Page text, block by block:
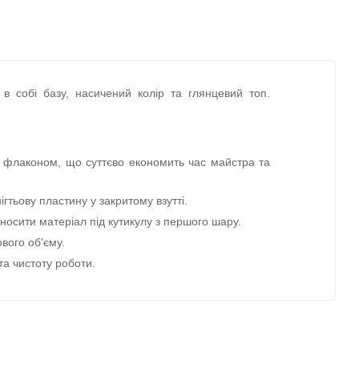
базу, насичений колір та глянцевий топ.
що суттєво економить час майстра та
пластину у закритому взутті.
матеріал під кутикулу з першого шару.
об'єму.
чистоту роботи.